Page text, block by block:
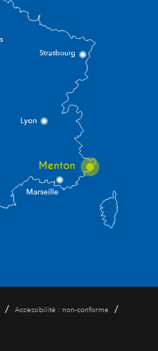
/ Accessibilité : non-conforme /